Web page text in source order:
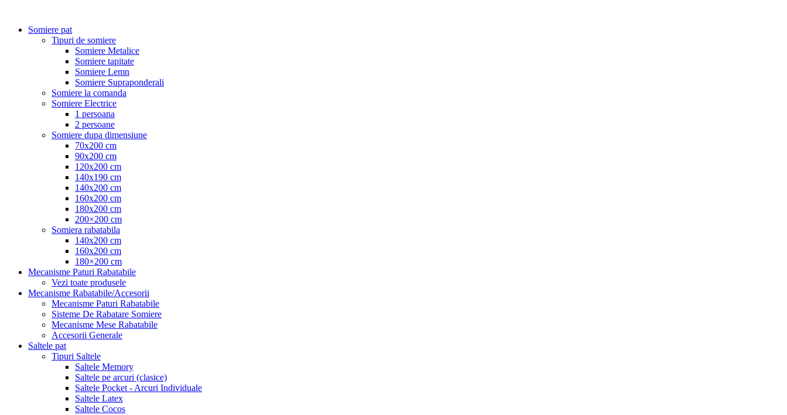
Somiere pat
Tipuri de somiere
Somiere Metalice
Somiere tapitate
Somiere Lemn
Somiere Supraponderali
Somiere la comanda
Somiere Electrice
1 persoana
2 persoane
Somiere dupa dimensiune
70x200 cm
90x200 cm
120x200 cm
140x190 cm
140x200 cm
160x200 cm
180x200 cm
200×200 cm
Somiera rabatabila
140x200 cm
160x200 cm
180×200 cm
Mecanisme Paturi Rabatabile
Vezi toate produsele
Mecanisme Rabatabile/Accesorii
Mecanisme Paturi Rabatabile
Sisteme De Rabatare Somiere
Mecanisme Mese Rabatabile
Accesorii Generale
Saltele pat
Tipuri Saltele
Saltele Memory
Saltele pe arcuri (clasice)
Saltele Pocket - Arcuri Individuale
Saltele Latex
Saltele Cocos